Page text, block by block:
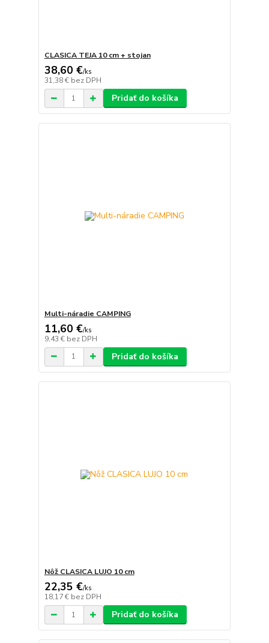
CLASICA TEJA 10 cm + stojan
38,60 €/ks
31,38 € bez DPH
Pridať do košíka
Multi-náradie CAMPING
11,60 €/ks
9,43 € bez DPH
Pridať do košíka
Nôž CLASICA LUJO 10 cm
22,35 €/ks
18,17 € bez DPH
Pridať do košíka